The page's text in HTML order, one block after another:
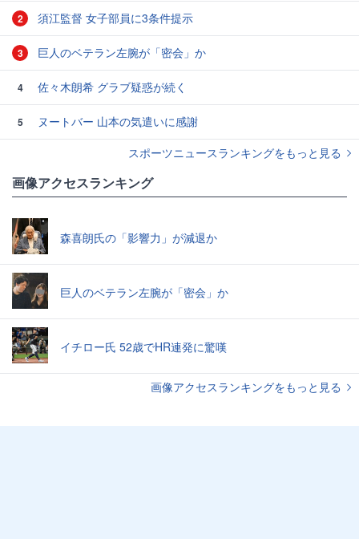
2 須江監督 女子部員に3条件提示
3 巨人のベテラン左腕が「密会」か
4 佐々木朗希 グラブ疑惑が続く
5
ヌートバー 山本の気遣いに感謝
スポーツニュースランキングをもっと見る
画像アクセスランキング
森喜朗氏の「影響力」が減退か
巨人のベテラン左腕が「密会」か
イチロー氏 52歳でHR連発に驚嘆
画像アクセスランキングをもっと見る